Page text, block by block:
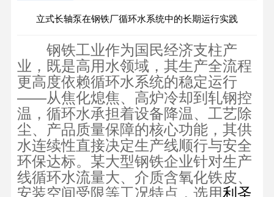
立式长轴泵在钢铁厂循环水系统中的长期运行实践
钢铁工业作为国民经济支柱产
业，既是高用水领域，其生产全流程
更高度依赖循环水系统的稳定运行
——从焦化熄焦、高炉冷却到轧钢控
温，循环水承担着设备降温、工艺除
尘、产品质量保障的核心功能，其供
水连续性直接决定生产线顺行与安全
环保达标。某大型钢铁企业针对生产
线循环水流量大、介质含氧化铁皮、
安装空间受限等工况特点，选用利圣